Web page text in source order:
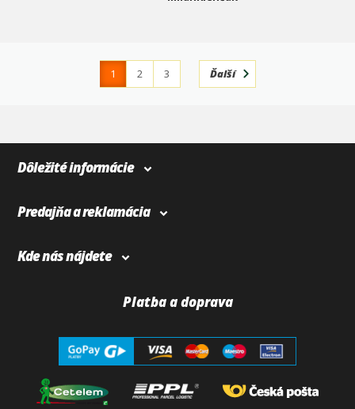
1 2
3
Ďalší
Dôležité informácie
Predajňa a reklamácia
Kde nás nájdete
Platba a doprava